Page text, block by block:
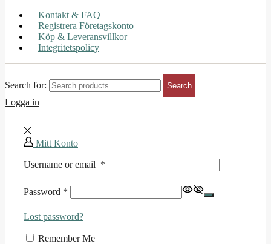
Kontakt & FAQ
Registrera Företagskonto
Köp & Leveransvillkor
Integritetspolicy
Search for: Search
Logga in
Mitt Konto
Username or email *
Password *
Lost password?
Remember Me